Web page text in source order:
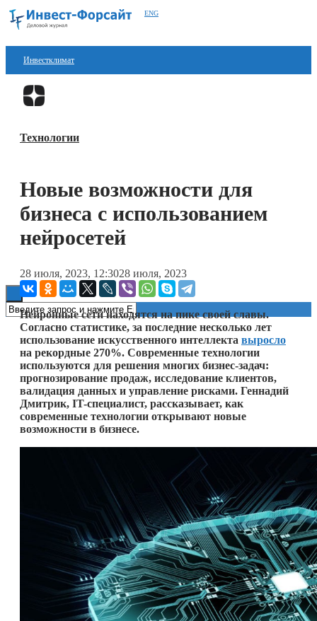
ENG
Инвестклимат
Финансы
Блокчейн
Технологии
Новые возможности для
бизнеса с использованием
нейросетей
28 июля, 2023, 12:3028 июля, 2023
Нейронные сети находятся на пике своей славы.
Согласно статистике, за последние несколько лет
использование искусственного интеллекта выросло
на рекордные 270%. Современные технологии
используются для решения многих бизнес-задач:
прогнозирование продаж, исследование клиентов,
валидация данных и управление рисками. Геннадий
Дмитрик, IT-специалист, рассказывает, как
современные технологии открывают новые
возможности в бизнесе.